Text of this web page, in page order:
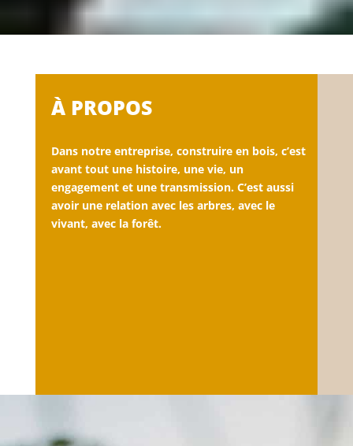
À PROPOS
Dans notre entreprise, construire en bois, c’est
avant tout une histoire, une vie, un
engagement et une transmission. C’est aussi
avoir une relation avec les arbres, avec le
vivant, avec la forêt.